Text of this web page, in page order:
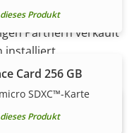
Produkt
Card 256 GB
SDXC™-Karte
Produkt
Produkte werden
Partnern verkauft
installiert.